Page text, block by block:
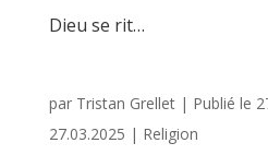
Dieu se rit…
par Tristan Grellet| Publié le
27.03.2025 | Religion